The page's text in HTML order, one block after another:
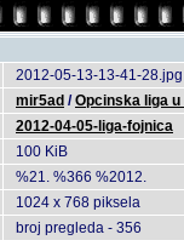
2012-05-13-13-41-28.jpg
mir5ad /Opcinska liga
2012-04-05-liga-fojnica
100 KiB
%21. %366 %2012.
1024 x 768 piksela
broj pregleda - 356